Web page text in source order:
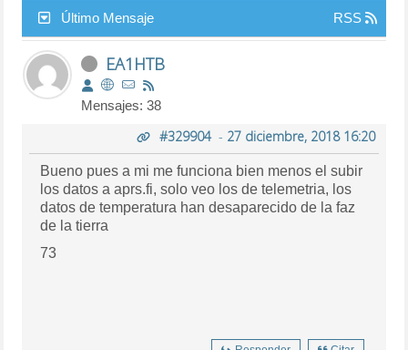
Último Mensaje RSS
EA1HTB
Mensajes: 38
#329904- 27 diciembre, 2018 16:20
Bueno pues a mi me funciona bien menos el subir
los datos a aprs.fi, solo veo los de telemetria, los
datos de temperatura han desaparecido de la faz
de la tierra
73